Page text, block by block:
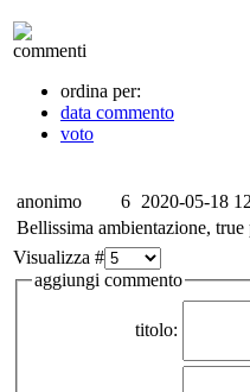
commenti
ordina per:
data commento
voto
anonimo 6 2020-05-18
Bellissima ambientazione, true
Visualizza #
aggiungi commento
titolo: